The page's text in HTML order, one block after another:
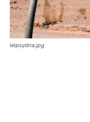
leipsydria.jpg